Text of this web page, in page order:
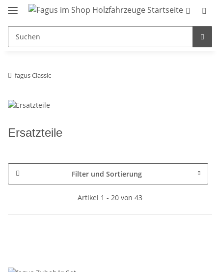
fagus Classic
Ersatzteile
Filter und Sortierung
Artikel 1 - 20 von 43